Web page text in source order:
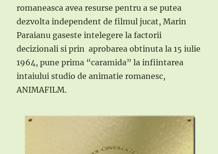
romaneasca avea resurse pentru a se putea
dezvolta independent de filmul jucat, Marin
Paraianu gaseste intelegere la factorii
decizionali si prin aprobarea obtinuta la 15 iulie
1964, pune prima “caramida” la infiintarea
intaiului studio de animatie romanesc,
ANIMAFILM.